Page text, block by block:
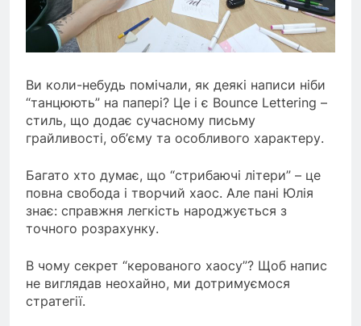
Ви коли-небудь помічали, як деякі написи ніби
“танцюють” на папері? Це і є Bounce Lettering –
стиль, що додає сучасному письму
грайливості, об’єму та особливого характеру.
Багато хто думає, що “стрибаючі літери” – це
повна свобода і творчий хаос. Але пані Юлія
знає: справжня легкість народжується з
точного розрахунку.
В чому секрет “керованого хаосу”? Щоб напис
не виглядав неохайно, ми дотримуємося
стратегії.